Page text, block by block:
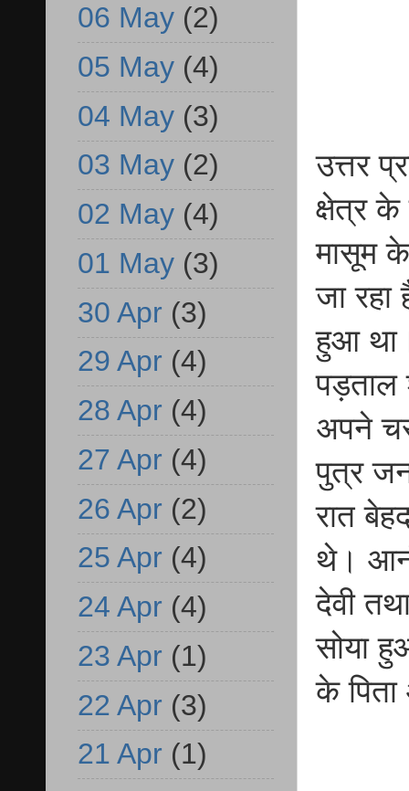
उत्तर
क्षेत्र के
मासूम
जा
हुआ
पड़ताल
अपने
पुत्र
रात
थे।
देवी
सोया
के
06 May (2)
05 May (4)
04 May (3)
03 May (2)
02 May (4)
01 May (3)
30 Apr (3)
29 Apr (4)
28 Apr (4)
27 Apr (4)
26 Apr (2)
25 Apr (4)
24 Apr (4)
23 Apr (1)
22 Apr (3)
21 Apr (1)